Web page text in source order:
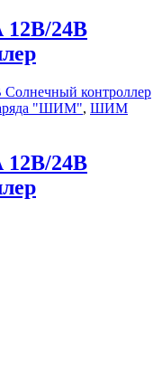
12В/24В
"ШИМ", ШИМ
12В/24В